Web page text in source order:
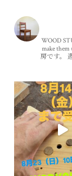
WOOD
make them
房です。